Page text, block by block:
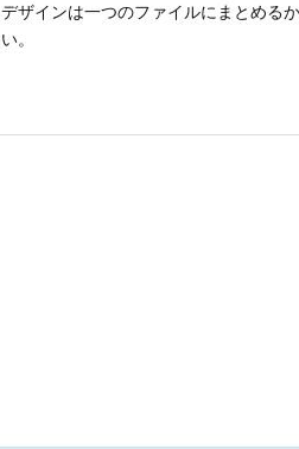
デザインは一つのファイルにまとめる
い。